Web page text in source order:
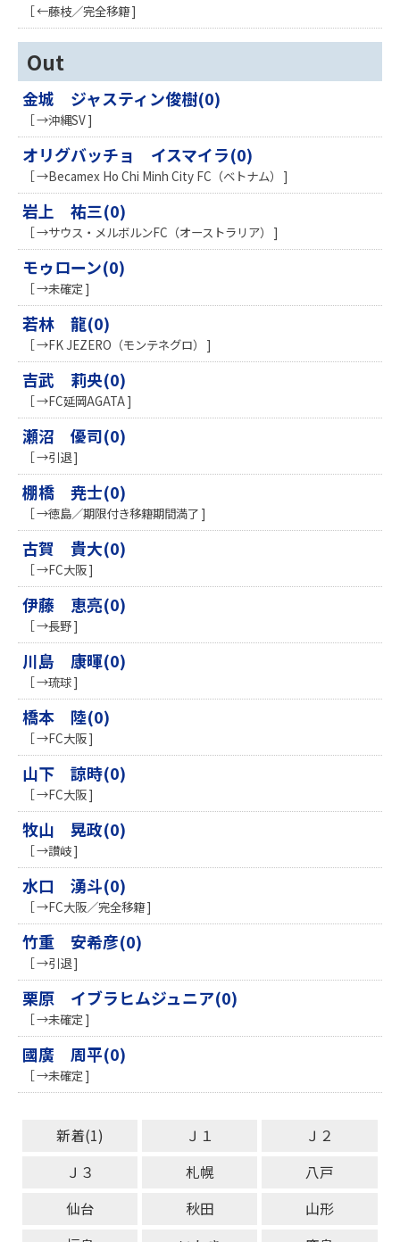
［ ←藤枝／完全移籍 ]
Out
金城 ジャスティン俊樹(0)
［ →沖縄SV ]
オリグバッチョ イスマイラ(0)
［ →Becamex Ho Chi Minh City FC（ベトナム） ]
岩上 祐三(0)
［ →サウス・メルボルンFC（オーストラリア） ]
モゥローン(0)
［ →未確定 ]
若林 龍(0)
［ →FK JEZERO（モンテネグロ） ]
吉武 莉央(0)
［ →FC延岡AGATA ]
瀬沼 優司(0)
［ →引退 ]
棚橋 尭士(0)
［ →徳島／期限付き移籍期間満了 ]
古賀 貴大(0)
［ →FC大阪 ]
伊藤 恵亮(0)
［ →長野 ]
川島 康暉(0)
［ →琉球 ]
橋本 陸(0)
［ →FC大阪 ]
山下 諒時(0)
［ →FC大阪 ]
牧山 晃政(0)
［ →讃岐 ]
水口 湧斗(0)
［ →FC大阪／完全移籍 ]
竹重 安希彦(0)
［ →引退 ]
栗原 イブラヒムジュニア(0)
［ →未確定 ]
國廣 周平(0)
［ →未確定 ]
新着(1) Ｊ１
Ｊ２
Ｊ３
札幌
八戸
仙台
秋田
山形